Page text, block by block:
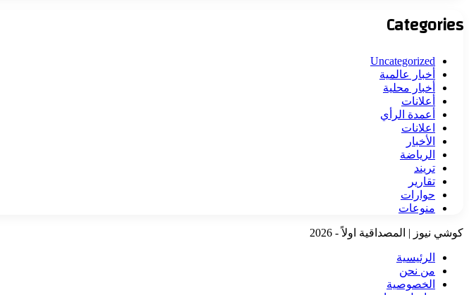
Categories
Uncategorized
أخبار عالمية
أخبار محلية
أعلانات
أعمدة الرأي
اعلانات
الأخبار
الرياضة
تريند
تقارير
حوارات
منوعات
كوشي نيوز | المصداقية اولاً - 2026
الرئيسية
من نحن
الخصوصية